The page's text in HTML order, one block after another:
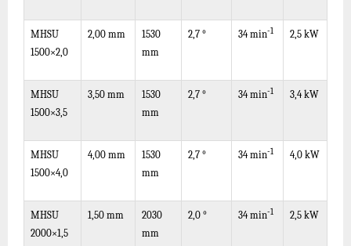
MHSU
1500×2,0
2,00 mm
1530
mm
2,7 ° 34min-1 2,5 kW
MHSU
1500×3,5
3,50 mm
1530
mm
2,7 ° 34min-1 3,4 kW
MHSU
1500×4,0
4,00 mm
1530
mm
2,7 ° 34min-1 4,0 kW
MHSU
2000×1,5
1,50 mm
2030
mm
2,0 ° 34min-1 2,5 kW